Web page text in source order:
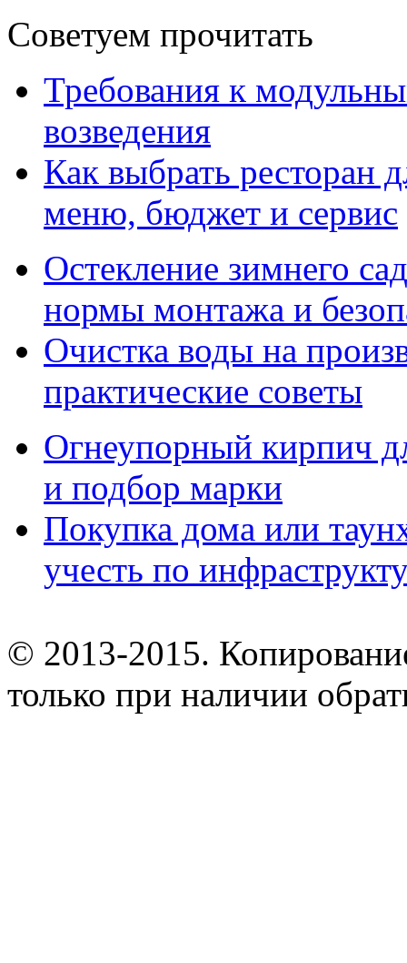
Советуем прочитать
Требования к
возведения
Как выбрать ресторан
меню, бюджет и сервис
Остекление зимнего
нормы монтажа и
Очистка воды на
практические советы
Огнеупорный кирпич
и подбор марки
Покупка дома или
учесть по
© 2013-2015.
только при наличии